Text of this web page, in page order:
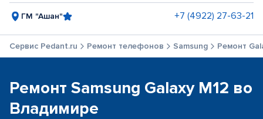
ГМ "Ашан" +7 (4922) 27-63-21
Сервис Pedant.ru Ремонт телефонов Samsung Ремонт
Ремонт Samsung Galaxy M12 во
Владимире